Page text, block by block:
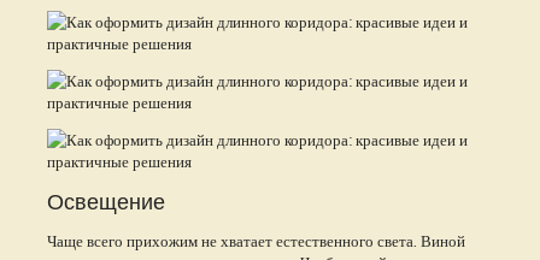
Освещение
Чаще всего прихожим не хватает естественного света. Виной